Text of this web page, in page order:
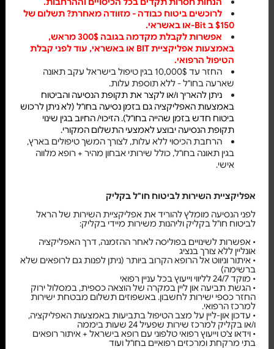
לרוכשים ביטוח כבודה - מזוודה מאחרת? תשלום של
$150 ב
-Bitאו באשראי.
אפשרות לקבלת מקדמה בגובה 300$ מראש,
באמצעות אפליקצייתBIT או באשראי, עוד לפני קבלת
הטיפול הרפואי.
החזר עד 10,000$ בגין טיפול בישראל עקב תאונה
שארעה בחו"ל - ללא תוספת עלות.
ניתן להאריך ו/או לקצר את תקופת הנסיעה והביטוח
באמצעות האפליקציה גם בזמן נסיעה בחו"ל (לא ניתן לרכוש
ביטוח חדש בזמן שהייה בחו"ל).הזיכוי/ החיוב בגין שינוי
תקופת הנסיעה יבוצע לאמצעי התשלום המקורי.
הרחבת הכיסוי ללא עלות, לצורך המשך טיפולים בארץ,
בגין תאונה בחו"ל, כולל שירותי אבחון מהיר + רופא מלווה
אישי.
אפליקציית השירות לביטוח חו"ל בקליק
לפני הנסיעה מומלץ להוריד את אפליקציית השירות של הראל
לביטוח חו"ל בקליק וליהנות משירות מיידי בקליק:
• אפשרות לשינויים בפוליסה לאחר ההזמנה, דרך האפליקציה
אונליין ללא צורך בנציג
• איתור וניווט אל הרופא הקרוב ביותר (ניתן לפנות גם לרופאים שלא
ברשימה)
• מוקד 24/7 לליווי וייעוץ בכל עניין רפואי
• הגשת תביעה און ליין במקרה של הוצאה כספית, במסלול ירוק
החזר כספי ישירות לחשבון. באשפוזים תשלום מבטחת ישירות
למרכז הרפואי.
• עדכון און-ליין על מצב הטיפול בתביעות באמצעות האפליקציה,
ו/או בקליק למרכז שירות שפעיל 24 שעות ביממה
• וידאו צ'ט וייעוץ רפואי טלפוני עם רופא בישראל + איתור רופאים
בתי מרקחת ומרכזים רפואיים בחו"ל ועוד